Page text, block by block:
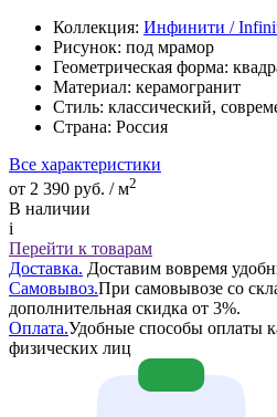
Коллекция: Инфинити /
Рисунок: под мрамор
Геометрическая форма:
Материал: керамогранит
Стиль: классический,
Страна: Россия
Все характеристики
от 2 390 руб. / м2
В наличии
i
Перейти к товарам
Доставка. Доставим вовремя
Самовывоз.При самовывозе со
дополнительная скидка от 3%.
Оплата.Удобные способы оплаты
физических лиц